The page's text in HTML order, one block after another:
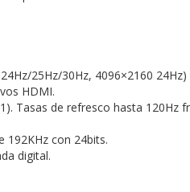
25Hz/30Hz, 4096×2160 24Hz)
HDMI.
Tasas de refresco hasta 120Hz
192KHz con 24bits.
digital.